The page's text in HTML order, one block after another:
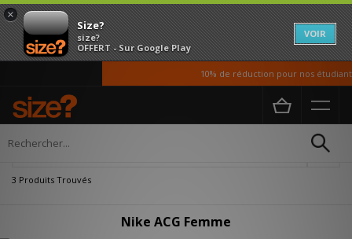
×
Size?
size?
OFFERT - Sur Google Play
VOIR
10% de réduction pour nos étudiants
Accueil Femme
3 Produits Trouvés
Nike ACG Femme